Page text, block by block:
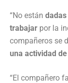
“No están
trabajar por la
compañeros se
una actividad
“El compañero